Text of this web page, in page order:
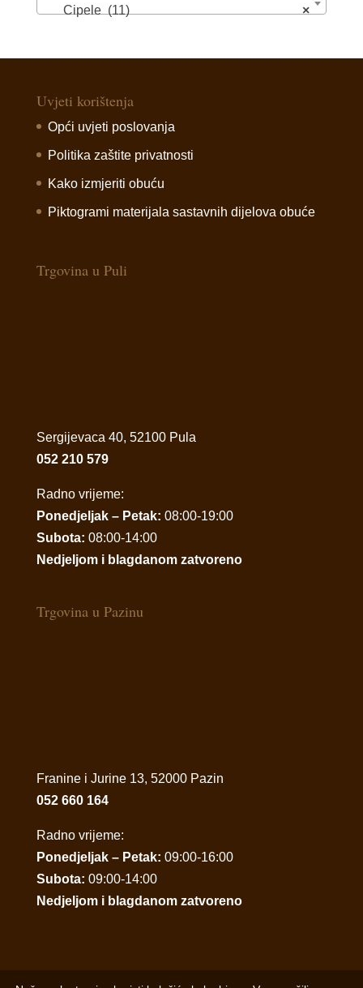
×
Cipele (11)
Uvjeti korištenja
Opći uvjeti poslovanja
Politika zaštite privatnosti
Kako izmjeriti obuću
Piktogrami materijala sastavnih dijelova obuće
Trgovina u Puli
Sergijevaca 40, 52100 Pula
052 210 579
Radno vrijeme:
Ponedjeljak – Petak: 08:00-19:00
Subota: 08:00-14:00
Nedjeljom i blagdanom zatvoreno
Trgovina u Pazinu
Franine i Jurine 13, 52000 Pazin
052 660 164
Radno vrijeme:
Ponedjeljak – Petak: 09:00-16:00
Subota: 09:00-14:00
Nedjeljom i blagdanom zatvoreno